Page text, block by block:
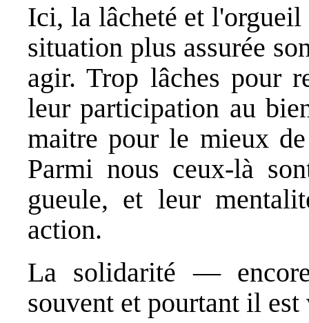
Ici, la lâcheté et l'orgueil
situation plus assurée
agir. Trop lâches pour
leur participation au
maitre pour le mieux
Parmi nous ceux-là
gueule, et leur
action.
La solidarité —
souvent et pourtant il est